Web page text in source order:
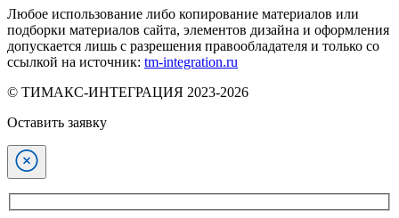
Любое использование либо копирование материалов или
подборки материалов сайта, элементов дизайна и оформления
допускается лишь с разрешения правообладателя и только со
ссылкой на источник: tm-integration.ru
© ТИМАКС-ИНТЕГРАЦИЯ 2023-2026
Оставить заявку